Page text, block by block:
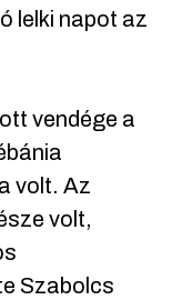
lelki napot az
vendége a
volt. Az
volt,
Szabolcs